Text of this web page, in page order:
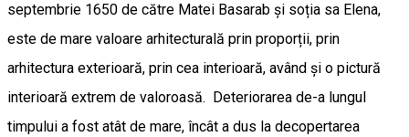
septembrie 1650 de către Matei Basarab şi soția sa Elena,
este de mare valoare arhitecturală prin proporții, prin
arhitectura exterioară, prin cea interioară, având și o pictură
interioară extrem de valoroasă. Deteriorarea de-a lungul
timpului a fost atât de mare, încât a dus la decopertarea